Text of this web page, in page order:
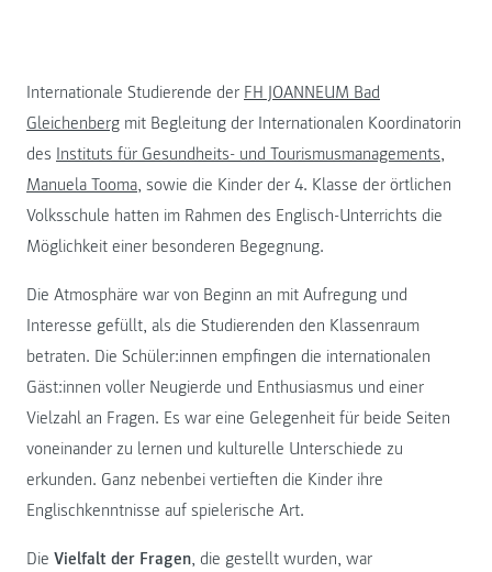
Internationale Studierende der FH JOANNEUM Bad
Gleichenberg mit Begleitung der Internationalen Koordinatorin
des Instituts für Gesundheits- und Tourismusmanagements,
Manuela Tooma, sowie die Kinder der 4. Klasse der örtlichen
Volksschule hatten im Rahmen des Englisch-Unterrichts die
Möglichkeit einer besonderen Begegnung.
Die Atmosphäre war von Beginn an mit Aufregung und
Interesse gefüllt, als die Studierenden den Klassenraum
betraten. Die Schüler:innen empfingen die internationalen
Gäst:innen voller Neugierde und Enthusiasmus und einer
Vielzahl an Fragen. Es war eine Gelegenheit für beide Seiten
voneinander zu lernen und kulturelle Unterschiede zu
erkunden. Ganz nebenbei vertieften die Kinder ihre
Englischkenntnisse auf spielerische Art.
Die Vielfalt der Fragen, die gestellt wurden, war